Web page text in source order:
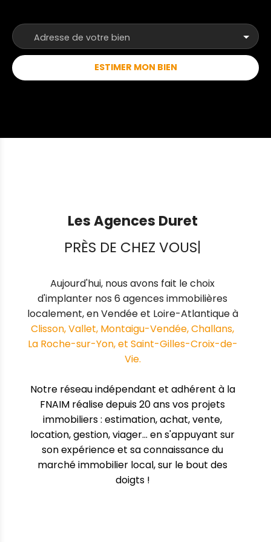
Adresse de votre bien
ESTIMER MON BIEN
Les Agences Duret
PRÈS DE CHEZ VOUS|
Aujourd'hui, nous avons fait le choix
d'implanter nos 6 agences immobilières
localement, en Vendée et Loire-Atlantique à
Clisson, Vallet, Montaigu-Vendée, Challans,
La Roche-sur-Yon, et Saint-Gilles-Croix-de-
Vie.
Notre réseau indépendant et adhérent à la
FNAIM réalise depuis 20 ans vos projets
immobiliers : estimation, achat, vente,
location, gestion, viager... en s'appuyant sur
son expérience et sa connaissance du
marché immobilier local, sur le bout des
doigts !